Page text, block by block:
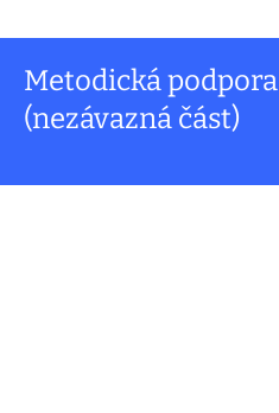
Metodická podpora
(nezávazná část)